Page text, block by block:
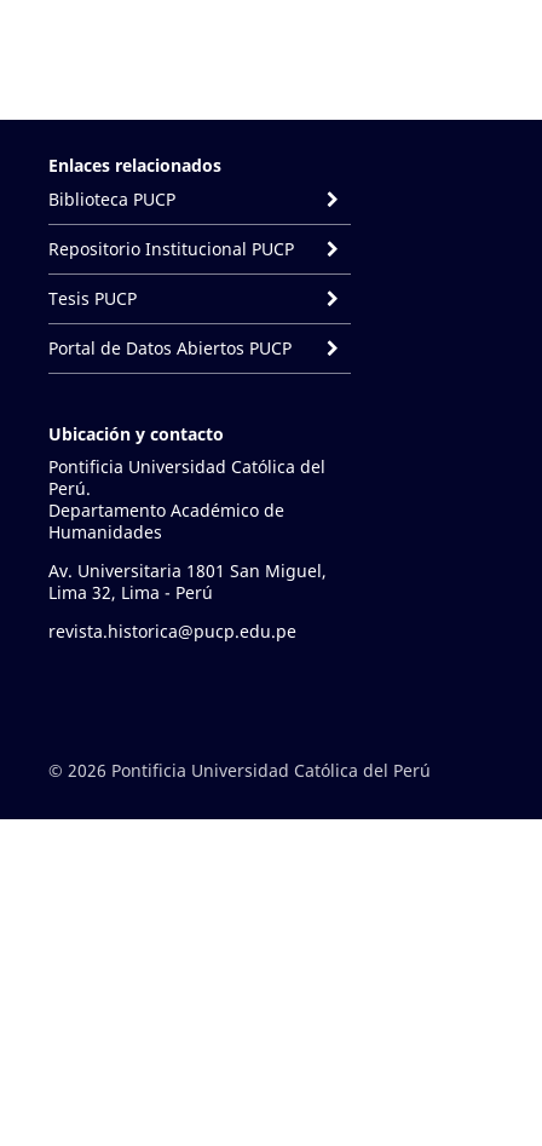
Enlaces relacionados
Biblioteca PUCP
Repositorio Institucional PUCP
Tesis PUCP
Portal de Datos Abiertos PUCP
Ubicación y contacto
Pontificia Universidad Católica del
Perú.
Departamento Académico de
Humanidades
Av. Universitaria 1801 San Miguel,
Lima 32, Lima - Perú
revista.historica@pucp.edu.pe
© 2026 Pontificia Universidad Católica del Perú